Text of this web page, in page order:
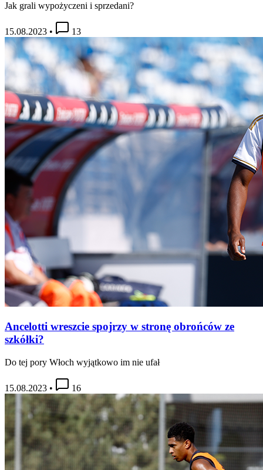
Jak grali wypożyczeni i sprzedani?
15.08.2023 • 13
Ancelotti wreszcie spojrzy w stronę obrońców ze
szkółki?
Do tej pory Włoch wyjątkowo im nie ufał
15.08.2023 • 16